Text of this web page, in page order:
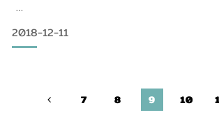
每一天 我們都在面對環境的傷害
甚至在美容療程之後 該選擇怎麼樣的護膚產
2018-12-11
7 8 9 10